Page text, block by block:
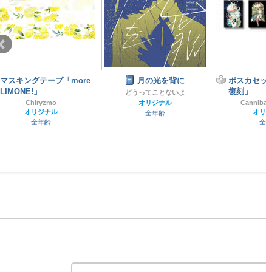
マスキングテープ「more
LIMONE!」
Chiryzmo
オリジナル
全年齢
月の光を背に
どうってことないよ
オリジナル
全年齢
ポスカセ
復刻」
オ